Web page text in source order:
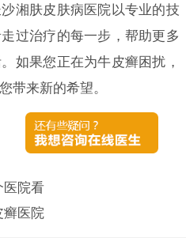
湘肤皮肤病医院以专业的技
过治疗的每一步，帮助更多
如果您正在为牛皮癣困扰，
带来新的希望。
医院看
癣医院